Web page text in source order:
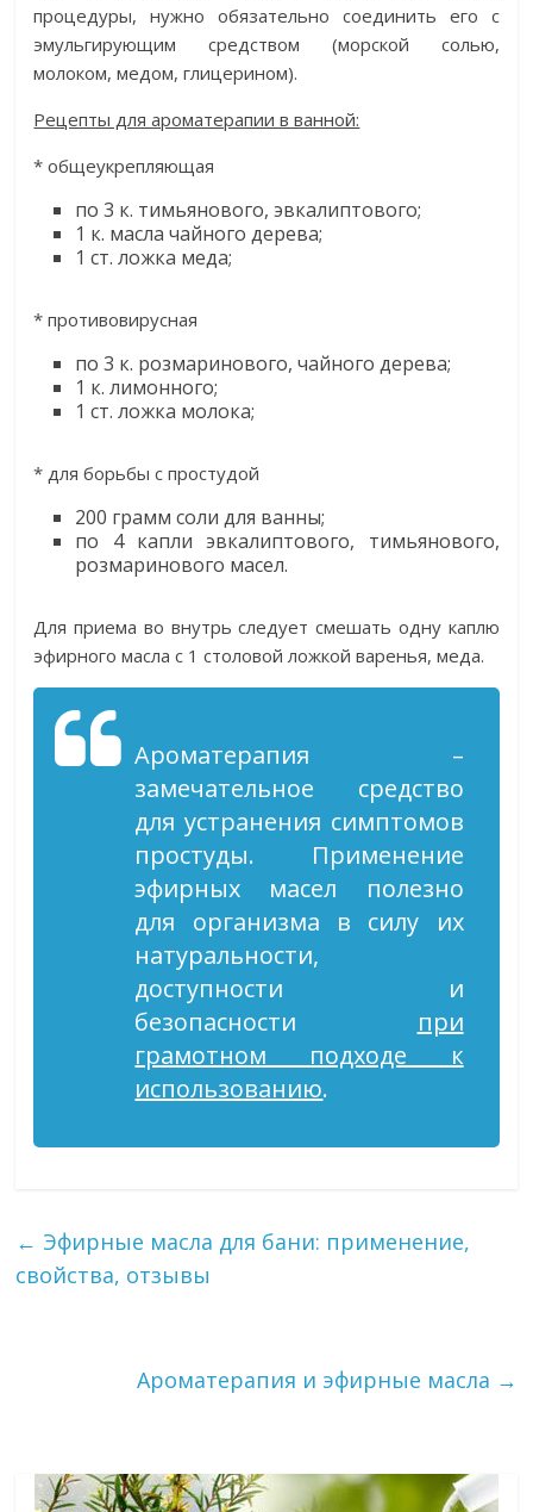
процедуры, нужно обязательно соединить его с
эмульгирующим средством (морской солью,
молоком, медом, глицерином).
Рецепты для ароматерапии в ванной:
* общеукрепляющая
по 3 к. тимьянового, эвкалиптового;
1 к. масла чайного дерева;
1 ст. ложка меда;
* противовирусная
по 3 к. розмаринового, чайного дерева;
1 к. лимонного;
1 ст. ложка молока;
* для борьбы с простудой
200 грамм соли для ванны;
по 4 капли эвкалиптового, тимьянового,
розмаринового масел.
Для приема во внутрь следует смешать одну каплю
эфирного масла с 1 столовой ложкой варенья, меда.
Ароматерапия –
замечательное средство
для устранения симптомов
простуды. Применение
эфирных масел полезно
для организма в силу их
натуральности,
доступности и
безопасности при
грамотном подходе к
использованию.
← Эфирные масла для бани: применение,
свойства, отзывы
Ароматерапия и эфирные масла →